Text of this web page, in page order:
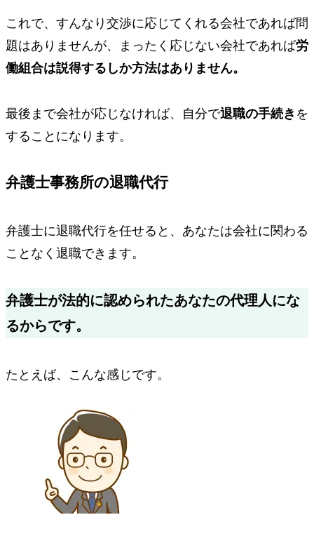
これで、すんなり交渉に応じてくれる会社であれば問
題はありませんが、まったく応じない会社であれば労
働組合は説得するしか方法はありません。
最後まで会社が応じなければ、自分で退職の手続き を
することになります。
弁護士事務所の退職代行
弁護士に退職代行を任せると、 あなたは会社に関わる
ことなく退職できます。
弁護士が法的に認められたあなたの代理人 にな
るからです。
たとえば、こんな感じです。